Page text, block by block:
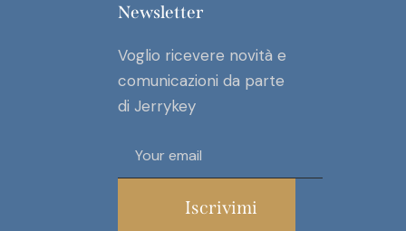
Newsletter
Voglio ricevere novità e
comunicazioni da parte
di Jerrykey
Iscrivimi